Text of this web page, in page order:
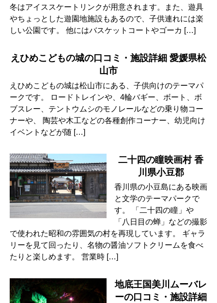
冬はアイススケートリンクが用意されます。また、遊具
やちょっとした遊園地施設もあるので、子供連れには楽
しい公園です。 他にはバスケットコートやゴーカ […]
えひめこどもの城の口コミ・施設詳細 愛媛県松
山市
えひめこどもの城は松山市にある、子供向けのテーマパ
ークです。 ロードトレインや、4輪バギー、ボート、ボ
ブスレー、テントウムシのモノレールなどの乗り物コー
ナーや、 陶芸や木工などの各種創作コーナー、幼児向け
イベントなどが随 […]
二十四の瞳映画村 香
川県小豆郡
香川県の小豆島にある映画
と文学のテーマパークで
す。 「二十四の瞳」や
「八日目の蝉」などの撮影
で使われた昭和の雰囲気の村を再現しています。 ギャラ
リーを見て回ったり、名物の醤油ソフトクリームを食べ
たりと楽しめます。 営業時 […]
地底王国美川ムーバレ
ーの口コミ・施設詳細